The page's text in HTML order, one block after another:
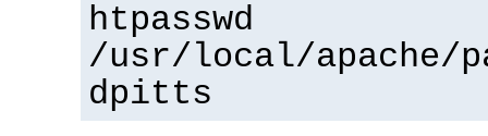
htpasswd
/usr/local/apache/
dpitts